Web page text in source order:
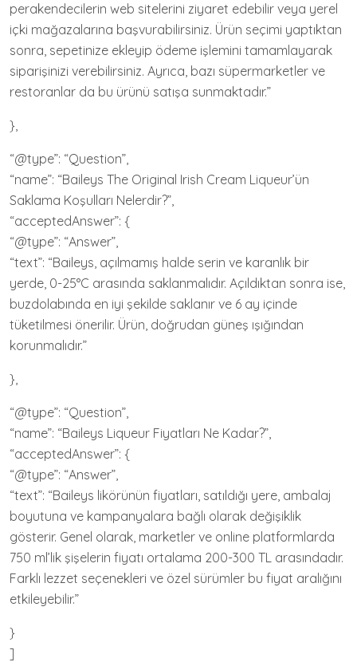
perakendecilerin web sitelerini ziyaret edebilir veya yerel
içki mağazalarına başvurabilirsiniz. Ürün seçimi yaptıktan
sonra, sepetinize ekleyip ödeme işlemini tamamlayarak
siparişinizi verebilirsiniz. Ayrıca, bazı süpermarketler ve
restoranlar da bu ürünü satışa sunmaktadır.”
},
“@type”: “Question”,
“name”: “Baileys The Original Irish Cream Liqueur’ün
Saklama Koşulları Nelerdir?”,
“acceptedAnswer”: {
“@type”: “Answer”,
“text”: “Baileys, açılmamış halde serin ve karanlık bir
yerde, 0-25°C arasında saklanmalıdır. Açıldıktan sonra ise,
buzdolabında en iyi şekilde saklanır ve 6 ay içinde
tüketilmesi önerilir. Ürün, doğrudan güneş ışığından
korunmalıdır.”
},
“@type”: “Question”,
“name”: “Baileys Liqueur Fiyatları Ne Kadar?”,
“acceptedAnswer”: {
“@type”: “Answer”,
“text”: “Baileys likörünün fiyatları, satıldığı yere, ambalaj
boyutuna ve kampanyalara bağlı olarak değişiklik
gösterir. Genel olarak, marketler ve online platformlarda
750 ml’lik şişelerin fiyatı ortalama 200-300 TL arasındadır.
Farklı lezzet seçenekleri ve özel sürümler bu fiyat aralığını
etkileyebilir.”
}
]